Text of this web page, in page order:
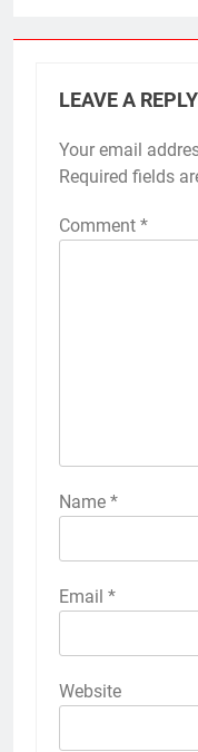
LEAVE A REPLY
Your email
Required fields
Comment *
Name *
Email *
Website